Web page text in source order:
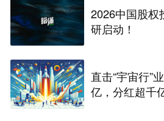
2026中国股权
研启动！
直击“宇宙行”
亿，分红超千